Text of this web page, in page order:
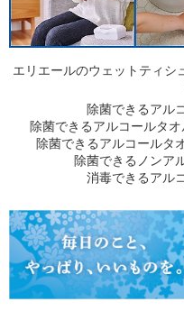
エリエールのウェットティシ
除菌できるアル
除菌できるアルコール
除菌できるアルコール
除菌できるノンア
消毒できるアル